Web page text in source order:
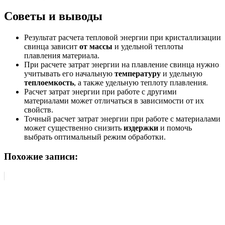
Советы и выводы
Результат расчета тепловой энергии при кристаллизации
свинца зависит от массы и удельной теплоты
плавления материала.
При расчете затрат энергии на плавление свинца нужно
учитывать его начальную температуру и удельную
теплоемкость, а также удельную теплоту плавления.
Расчет затрат энергии при работе с другими
материалами может отличаться в зависимости от их
свойств.
Точный расчет затрат энергии при работе с материалами
может существенно снизить издержки и помочь
выбрать оптимальный режим обработки.
Похожие записи: